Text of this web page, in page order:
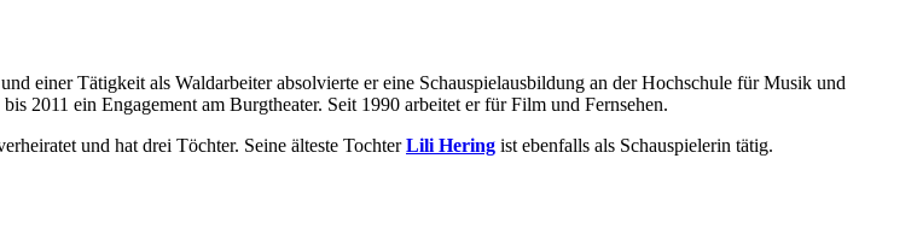
einer Tätigkeit als Waldarbeiter absolvierte er eine Schauspielausbildung an der Hochschule für Musik und
2011 ein Engagement am Burgtheater. Seit 1990 arbeitet er für Film und Fernsehen.
und hat drei Töchter. Seine älteste TochterLili Hering ist ebenfalls als Schauspielerin tätig.